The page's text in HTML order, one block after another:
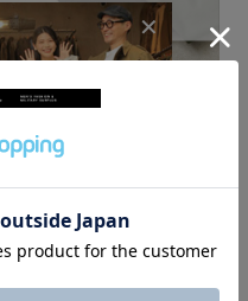
オアスロウ